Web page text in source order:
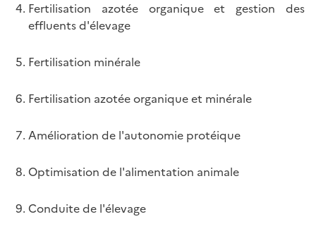
Fertilisation azotée organique et gestion des
effluents d'élevage
Fertilisation minérale
Fertilisation azotée organique et minérale
Amélioration de l'autonomie protéique
Optimisation de l'alimentation animale
Conduite de l'élevage